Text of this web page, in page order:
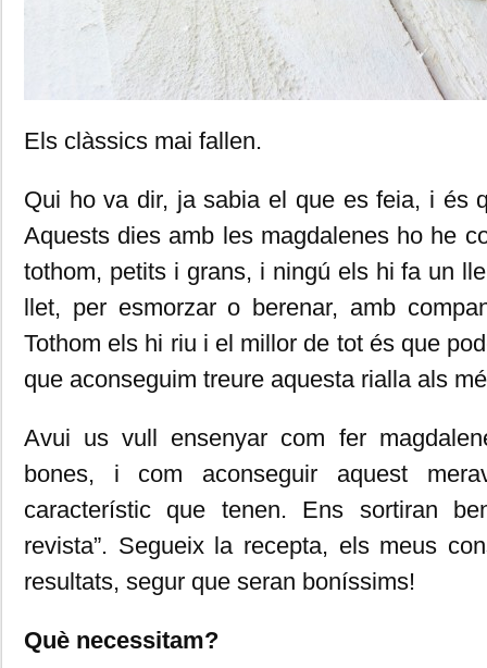
Els clàssics mai fallen.
Qui ho va dir, ja sabia el que es feia, i és
Aquests dies amb les magdalenes ho he
tothom, petits i grans, i ningú els hi fa un
llet, per esmorzar o berenar, amb
Tothom els hi riu i el millor de tot és que
que aconseguim treure aquesta rialla als
Avui us vull ensenyar com fer
bones, i com aconseguir aquest
característic que tenen. Ens sortiran
revista”. Segueix la recepta, els meus
resultats, segur que seran boníssims!
Què necessitam?